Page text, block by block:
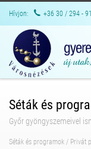
Hívjon: +36 30 / 294 -
Séták és
Győr gyöngyszemeivel
Séták és programok / Privát